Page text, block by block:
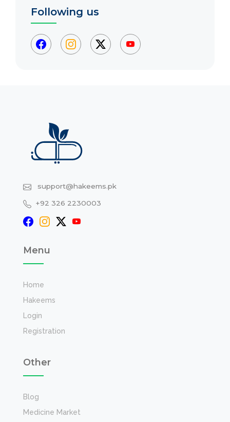
Following us
support@hakeems.pk
+92 326 2230003
Menu
Home
Hakeems
Login
Registration
Other
Blog
Medicine Market